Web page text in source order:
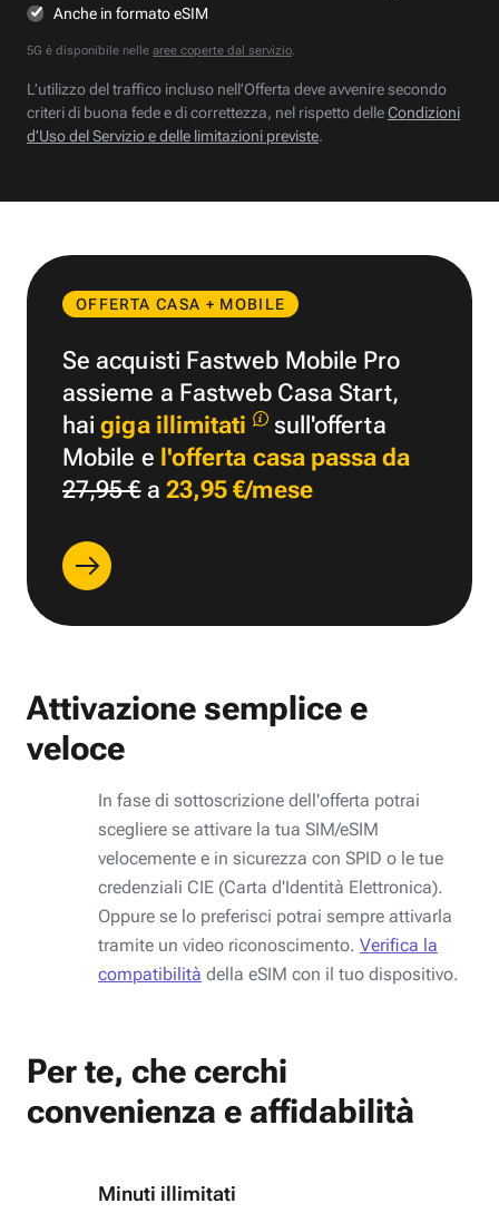
Anche in formato eSIM
5G è disponibile nelle aree coperte dal servizio.
L’utilizzo del traffico incluso nell’Offerta deve avvenire secondo
criteri di buona fede e di correttezza, nel rispetto delleCondizioni
d’Uso del Servizio e delle limitazioni previste.
OFFERTA CASA + MOBILE
Se acquisti Fastweb Mobile Pro
assieme a Fastweb Casa Start,
haigiga illimitati
sull'offerta
Mobile e l'offerta casa passa da
27,95 €a 23,95 €/mese
Attivazione semplice e
veloce
In fase di sottoscrizione dell'offerta potrai
scegliere se attivare la tua SIM/eSIM
velocemente e in sicurezza con SPID o le tue
credenziali CIE (Carta d'Identità Elettronica).
Oppure se lo preferisci potrai sempre attivarla
tramite un video riconoscimento. Verifica la
compatibilità della eSIM con il tuo dispositivo.
Per te, che cerchi
convenienza e affidabilità
Minuti illimitati